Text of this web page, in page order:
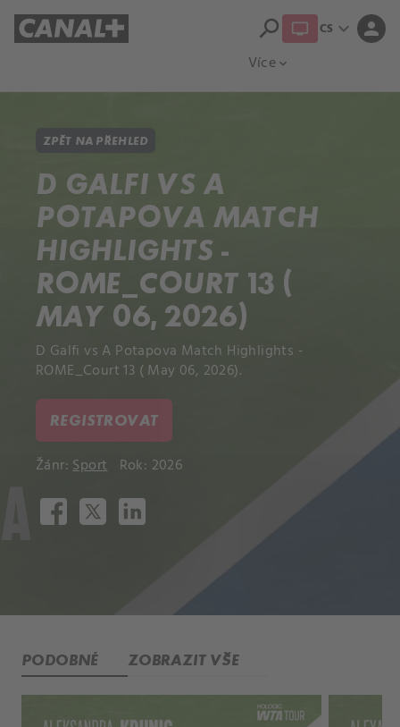
Více expand_more
search CS expand_more person
ZPĚT NA PŘEHLED
D GALFI VS A
POTAPOVA MATCH
HIGHLIGHTS -
ROME_COURT 13 (
MAY 06, 2026)
D Galfi vs A Potapova Match Highlights -
ROME_Court 13 ( May 06, 2026).
REGISTROVAT
Žánr:Sport Rok: 2026
PODOBNÉ ZOBRAZIT VŠE